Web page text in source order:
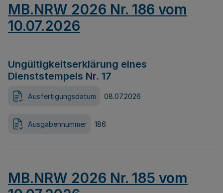
MB.NRW 2026 Nr. 186 vom
10.07.2026
Ungültigkeitserklärung eines
Dienststempels Nr. 17
Ausfertigungsdatum 08.07.2026
Ausgabennummer 186
MB.NRW 2026 Nr. 185 vom